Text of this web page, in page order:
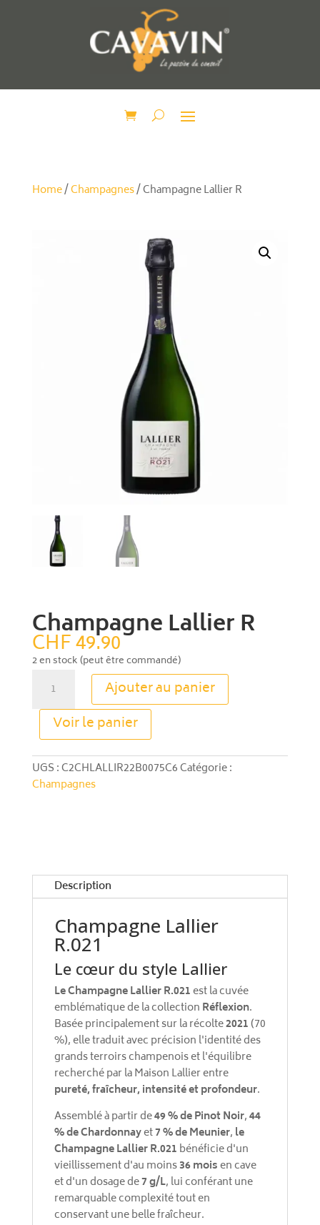
Home/Champagnes/ Champagne Lallier R
Champagne Lallier R
CHF49.90
2 en stock (peut être commandé)
Champagne
Lallier
Ajouter au panier
Voir le panier
A
l
e
e
:
UGS :C2CHLALLIR22B0075C6Catégorie :
Champagnes
Description
Champagne Lallier
R.021
Le cœur du style Lallier
Le Champagne Lallier R.021est la cuvée
emblématique de la collection Réflexion.
Basée principalement sur la récolte2021(70
%), elle traduit avec précision l'identité des
grands terroirs champenois et l'équilibre
recherché par la Maison Lallier entre
pureté, fraîcheur, intensité et profondeur.
Assemblé à partir de49 % de Pinot Noir,44
% de Chardonnayet7 % de Meunier, le
Champagne Lallier R.021 bénéficie d'un
vieillissement d'au moins36 moisen cave
et d'un dosage de7 g/L, lui conférant une
remarquable complexité tout en
conservant une belle fraîcheur.